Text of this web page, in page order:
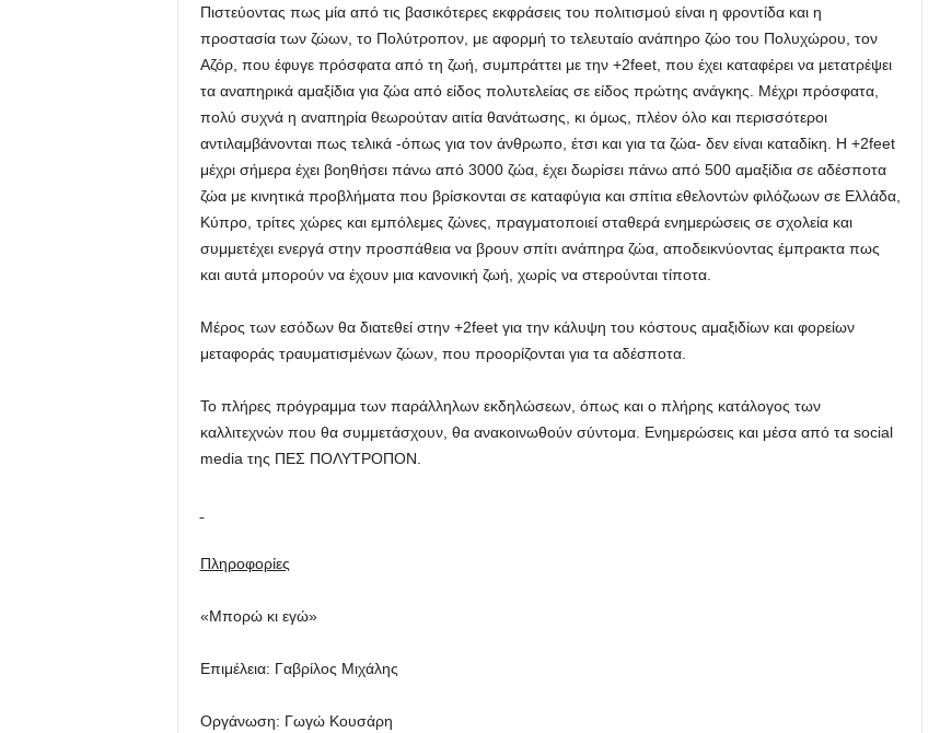
Πιστεύοντας πως μία από τις βασικότερες εκφράσεις του πολιτισμού είναι η φροντίδα και η
προστασία των ζώων, το Πολύτροπον, με αφορμή το τελευταίο ανάπηρο ζώο του Πολυχώρου, τον
Αζόρ, που έφυγε πρόσφατα από τη ζωή, συμπράττει με την +2feet, που έχει καταφέρει να μετατρέψει
τα αναπηρικά αμαξίδια για ζώα από είδος πολυτελείας σε είδος πρώτης ανάγκης. Μέχρι πρόσφατα,
πολύ συχνά η αναπηρία θεωρούταν αιτία θανάτωσης, κι όμως, πλέον όλο και περισσότεροι
αντιλαμβάνονται πως τελικά -όπως για τον άνθρωπο, έτσι και για τα ζώα- δεν είναι καταδίκη. Η +2feet
μέχρι σήμερα έχει βοηθήσει πάνω από 3000 ζώα, έχει δωρίσει πάνω από 500 αμαξίδια σε αδέσποτα
ζώα με κινητικά προβλήματα που βρίσκονται σε καταφύγια και σπίτια εθελοντών φιλόζωων σε Ελλάδα,
Κύπρο, τρίτες χώρες και εμπόλεμες ζώνες, πραγματοποιεί σταθερά ενημερώσεις σε σχολεία και
συμμετέχει ενεργά στην προσπάθεια να βρουν σπίτι ανάπηρα ζώα, αποδεικνύοντας έμπρακτα πως
και αυτά μπορούν να έχουν μια κανονική ζωή, χωρίς να στερούνται τίποτα.
Μέρος των εσόδων θα διατεθεί στην +2feet για την κάλυψη του κόστους αμαξιδίων και φορείων
μεταφοράς τραυματισμένων ζώων, που προορίζονται για τα αδέσποτα.
Το πλήρες πρόγραμμα των παράλληλων εκδηλώσεων, όπως και ο πλήρης κατάλογος των
καλλιτεχνών που θα συμμετάσχουν, θα ανακοινωθούν σύντομα. Ενημερώσεις και μέσα από τα social
media της ΠΕΣ ΠΟΛΥΤΡΟΠΟN.
Πληροφορίες
«Μπορώ κι εγώ»
Επιμέλεια: Γαβρίλος Μιχάλης
Οργάνωση: Γωγώ Κουσάρη